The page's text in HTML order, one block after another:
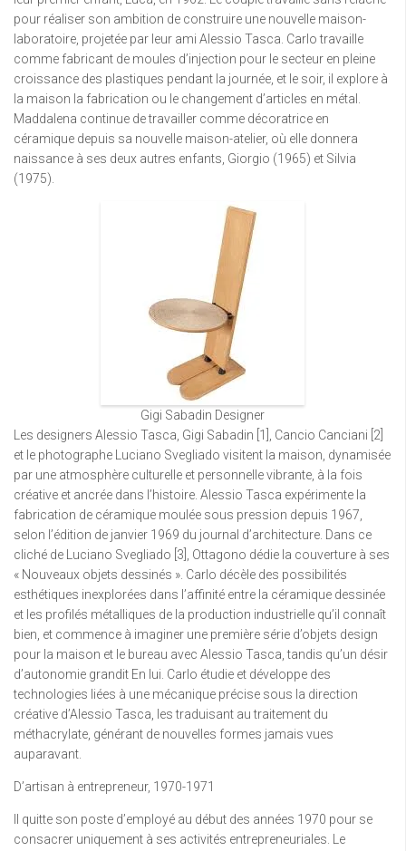
pour réaliser son ambition de construire une nouvelle maison-
laboratoire, projetée par leur ami Alessio Tasca. Carlo travaille
comme fabricant de moules d’injection pour le secteur en pleine
croissance des plastiques pendant la journée, et le soir, il explore à
la maison la fabrication ou le changement d’articles en métal.
Maddalena continue de travailler comme décoratrice en
céramique depuis sa nouvelle maison-atelier, où elle donnera
naissance à ses deux autres enfants, Giorgio (1965) et Silvia
(1975).
Gigi Sabadin Designer
Les designers Alessio Tasca, Gigi Sabadin [1], Cancio Canciani [2]
et le photographe Luciano Svegliado visitent la maison, dynamisée
par une atmosphère culturelle et personnelle vibrante, à la fois
créative et ancrée dans l’histoire. Alessio Tasca expérimente la
fabrication de céramique moulée sous pression depuis 1967,
selon l’édition de janvier 1969 du journal d’architecture. Dans ce
cliché de Luciano Svegliado [3], Ottagono dédie la couverture à ses
« Nouveaux objets dessinés ». Carlo décèle des possibilités
esthétiques inexplorées dans l’affinité entre la céramique dessinée
et les profilés métalliques de la production industrielle qu’il connaît
bien, et commence à imaginer une première série d’objets design
pour la maison et le bureau avec Alessio Tasca, tandis qu’un désir
d’autonomie grandit En lui. Carlo étudie et développe des
technologies liées à une mécanique précise sous la direction
créative d’Alessio Tasca, les traduisant au traitement du
méthacrylate, générant de nouvelles formes jamais vues
auparavant.
D’artisan à entrepreneur, 1970-1971
Il quitte son poste d’employé au début des années 1970 pour se
consacrer uniquement à ses activités entrepreneuriales. Le